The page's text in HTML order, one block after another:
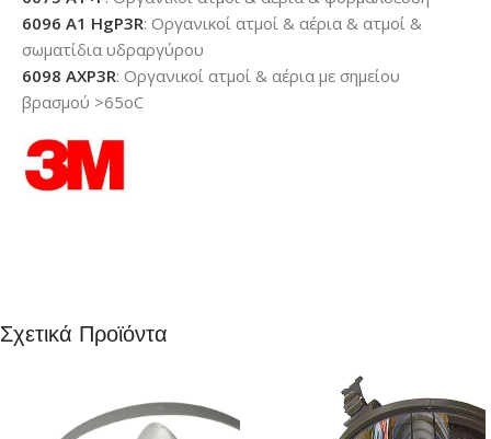
6096 A1 HgP3R: Οργανικοί ατμοί & αέρια & ατμοί &
σωματίδια υδραργύρου
6098 AXP3R: Οργανικοί ατμοί & αέρια με σημείου
βρασμού >65οC
Σχετικά Προϊόντα